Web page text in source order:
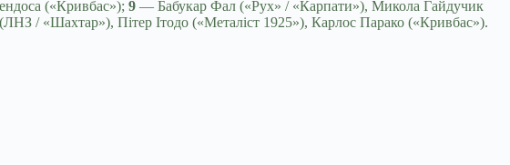
(«Кривбас»); 9 — Бабукар Фал («Рух» / «Карпати»), Микола Гайдучик
/ «Шахтар»), Пітер Ітодо («Металіст 1925»), Карлос Парако («Кривбас»).